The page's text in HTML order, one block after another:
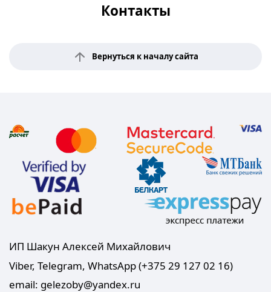
Контакты
Вернуться к началу сайта
ИП Шакун Алексей Михайлович
Viber, Telegram, WhatsApp (+375 29 127 02 16)
email: gelezoby@yandex.ru